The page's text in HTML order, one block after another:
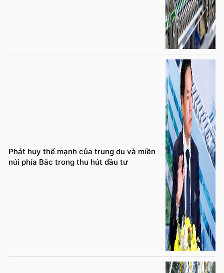
Phát huy thế mạnh của trung du và miền
núi phía Bắc trong thu hút đầu tư